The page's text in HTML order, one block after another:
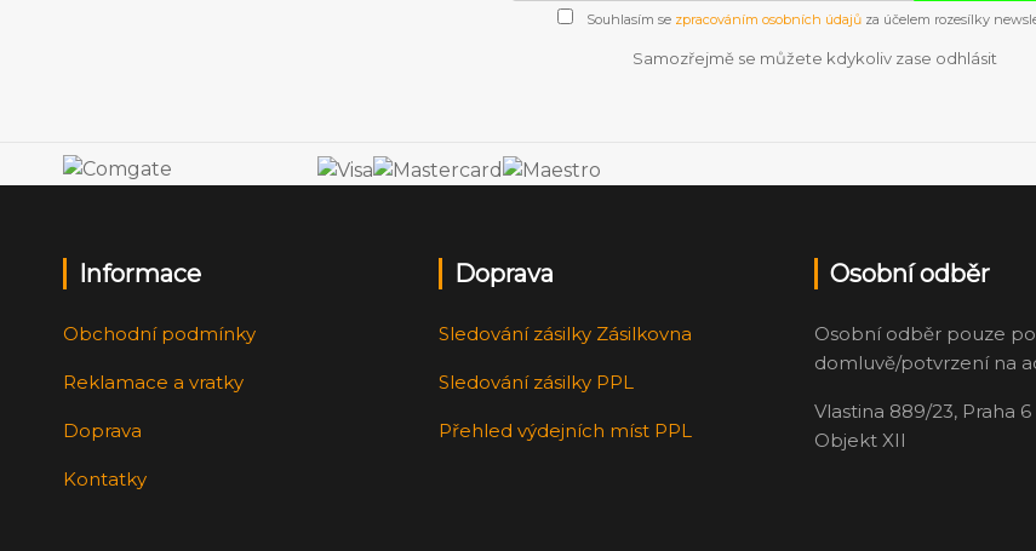
Souhlasím se zpracováním osobních údajůza účelem rozesílky
Samozřejmě se můžete kdykoliv zase odhlásit
Informace
Obchodní podmínky
Reklamace a vratky
Doprava
Kontatky
Doprava
Sledování zásilky Zásilkovna
Sledování zásilky PPL
Přehled výdejních míst PPL
Osobní odběr
Osobní odběr pouze
domluvě/potvrzení na
Vlastina 889/23, Praha
Objekt XII